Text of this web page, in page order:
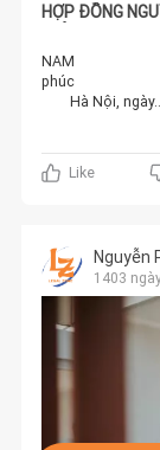
HỢP ĐỒNG
CỘNG HÒA XÃ HỘI CHỦ NGHĨA VIỆT NAM Độc lập – Tự do – Hạnh phúc Hà Nội, ngày…tháng….năm 20… HỢP ĐỒNG NGUYÊN TẮC (Về việc thiết kế, thi công công trình)Số: ...............................Căn cứ pháp lý:Bộ luật Dân sự số 91/2015/QH13 ban hành ngày 24 tháng 11 năm 2015;Luật Thương mại số 36/2005/QH11 ban hành ngày 14/06/2005;Điều lệ của Công ty TNHH ….;Điều lệ của Công ty TNHH ……;Nhu cầu và khả năng của các bên.Hợp đồng này được lập vào hồi …., ngày…..tháng….năm 20…., tại ……Chúng tôi gồm có:BÊN A: CÔNG TY(Sau đây gọi là “Công ty ….”)Mã số doanh nghiệp: Trụ sở: Đại diện theo pháp luật: Chức vụ: Giám đốcTài khoản ngân hàng: ……….Điện thoại: ……….BÊN B: CÔNG TY(Sau đây gọi là “Công ty …”)Mã số doanh nghiệp: Trụ sở: Đại diện theo pháp luật: Chức vụ: Giám đốcTài khoản ngân hàng: ……….Điện thoại: : ……….Các bên thỏa thuận ký kết Hợp đồng nguyên tắc với các điều khoản như sau:ĐIỀU 1: NỘI DUNG HỢP ĐỒNGBên B đồng ý giao cho bên A phụ trách toàn bộ các công việc liên quan đến thiết kế và thi công công trình: Nhà điều hành, với tổng diện tích mặt sàn tòa nhà là ....m2, loại nhà ống khép kín chia thành 03 tầng (bao gồm 01 tầng hầm), với khối lượng công việc cụ thể như sau:STT Nội dungDiện tích1Tầng hầmSửa chữa, cải tạo 2Tầng 1Xây dựng mới theo thiết kế nhà điều hành LGMEC (không có móng nhà) 3Tầng 2Xây dựng mới theo thiết kế nhà điều hành LGMEC 4Tầng 3Xây dựng mới tầng mái (không bao gồm mái tôn) 5 Lát sân và đổ bê tông sân trước nhà điều hành 6 Thi công hoàn thiện cửa kính, lát sân, ốp nhà vệ sinh, hệ thống nước sơn bả trong-ngoài nhà, lắp đặt trần nhà, trần thạch cao, ốp lát đá, lan can cầu thang. ĐIỀU 2: ĐỊA ĐIỂM THI CÔNGThôn ..., xã ..., huyện...., tỉnh ........ĐIỀU 3: TIẾN ĐỘ VÀ NGHIỆM THU CÔNG VIỆC HOÀN THÀNH- Ngày nhận thiết kế : ngày 15 tháng 10 năm 2016- Ngày khởi công : ngày 02 tháng 01 năm 2017- Ngày nghiệm thu (dự kiến): ngày 26 tháng 12 năm 2017ĐIỀU 4: GIÁ TRỊ VÀ CÁCH THỨC THANH, QUYÊT TOÁN:4.1. Giá trị hợp đồng:- Tổng giá trị hợp đồng trước thuế: ……….. VNĐ- Thuế VAT 10%:………… VNĐ- Tổng giá trị hợp đồng sau thuế: ………… VNĐ (Bốn tỷ hai trăm sáu mươi bảy nghìn tám trăm năm mươi năm đồng)4.2. Cách thức thanh, quyết toán: chi phí thực hiện những công việc đã thỏa thuận được thanh toán theo từng phần nghiệm
Like
Nguyễn
1403